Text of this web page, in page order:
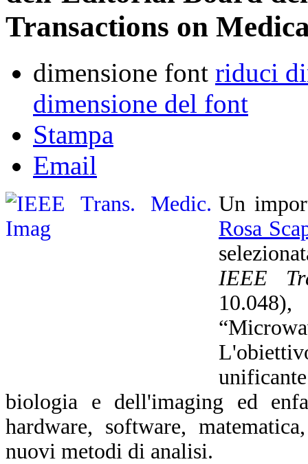
Transactions on
dimensione font riduci
dimensione del font
Stampa
Email
Un
Rosa
IEEE
biologia e dell'imaging ed
hardware, software,
nuovi metodi di analisi.